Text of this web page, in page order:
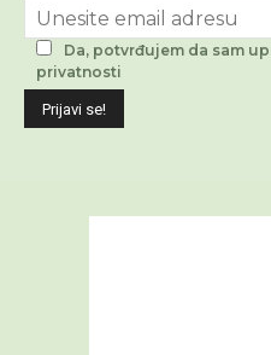
Da, potvrđujem da sam
privatnosti